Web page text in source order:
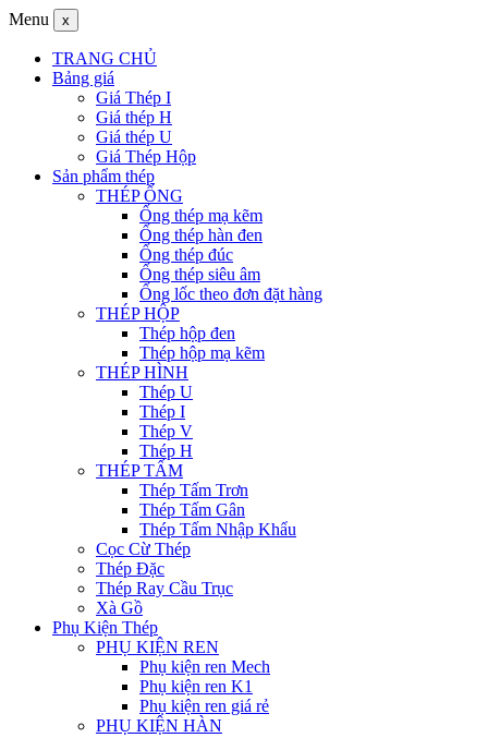
Menu x
TRANG CHỦ
Bảng giá
Giá Thép I
Giá thép H
Giá thép U
Giá Thép Hộp
Sản phẩm thép
THÉP ỐNG
Ống thép mạ kẽm
Ống thép hàn đen
Ống thép đúc
Ống thép siêu âm
Ống lốc theo đơn đặt hàng
THÉP HỘP
Thép hộp đen
Thép hộp mạ kẽm
THÉP HÌNH
Thép U
Thép I
Thép V
Thép H
THÉP TẤM
Thép Tấm Trơn
Thép Tấm Gân
Thép Tấm Nhập Khẩu
Cọc Cừ Thép
Thép Đặc
Thép Ray Cầu Trục
Xà Gồ
Phụ Kiện Thép
PHỤ KIỆN REN
Phụ kiện ren Mech
Phụ kiện ren K1
Phụ kiện ren giá rẻ
PHỤ KIỆN HÀN